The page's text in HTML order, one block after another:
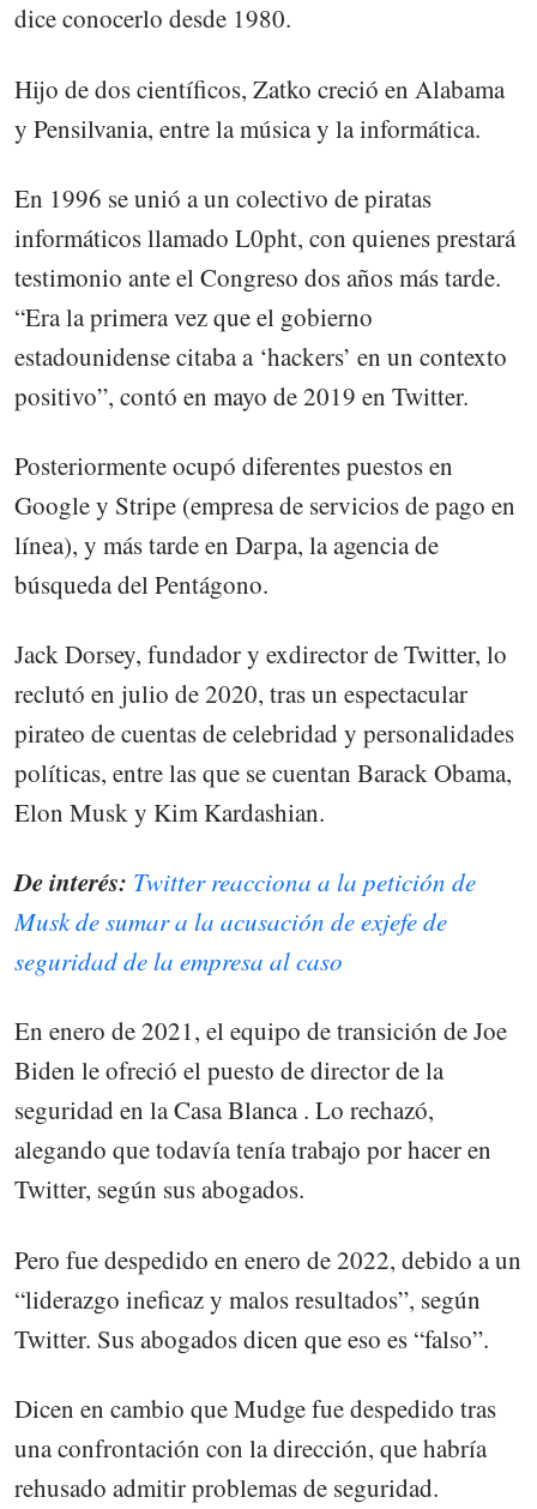
dice conocerlo desde 1980.
Hijo de dos científicos, Zatko creció en Alabama
y Pensilvania, entre la música y la informática.
En 1996 se unió a un colectivo de piratas
informáticos llamado L0pht, con quienes prestará
testimonio ante el Congreso dos años más tarde.
“Era la primera vez que el gobierno
estadounidense citaba a ‘hackers’ en un contexto
positivo”, contó en mayo de 2019 en Twitter.
Posteriormente ocupó diferentes puestos en
Google y Stripe (empresa de servicios de pago en
línea), y más tarde en Darpa, la agencia de
búsqueda del Pentágono.
Jack Dorsey, fundador y exdirector de Twitter, lo
reclutó en julio de 2020, tras un espectacular
pirateo de cuentas de celebridad y personalidades
políticas, entre las que se cuentan Barack Obama,
Elon Musk y Kim Kardashian.
De interés: Twitter reacciona a la petición de
Musk de sumar a la acusación de exjefe de
seguridad de la empresa al caso
En enero de 2021, el equipo de transición de Joe
Biden le ofreció el puesto de director de la
seguridad en la Casa Blanca . Lo rechazó,
alegando que todavía tenía trabajo por hacer en
Twitter, según sus abogados.
Pero fue despedido en enero de 2022, debido a un
“liderazgo ineficaz y malos resultados”, según
Twitter. Sus abogados dicen que eso es “falso”.
Dicen en cambio que Mudge fue despedido tras
una confrontación con la dirección, que habría
rehusado admitir problemas de seguridad.